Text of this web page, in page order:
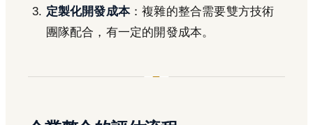
定製化開發成本：複雜的整合需要雙方技術
團隊配合，有一定的開發成本。